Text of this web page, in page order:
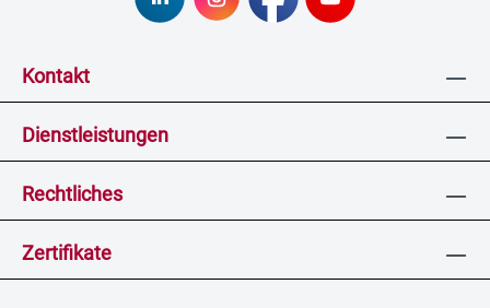
Kontakt
Dienstleistungen
Rechtliches
Zertifikate